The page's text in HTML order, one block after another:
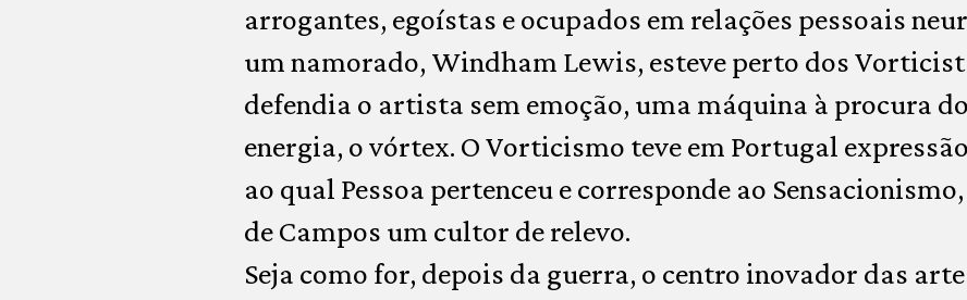
arrogantes, egoístas e ocupados em relações pessoais
um namorado, Windham Lewis, esteve perto dos
defendia o artista sem emoção, uma máquina à procura
energia, o vórtex. O Vorticismo teve em Portugal
ao qual Pessoa pertenceu e corresponde ao
de Campos um cultor de relevo.
Seja como for, depois da guerra, o centro inovador das